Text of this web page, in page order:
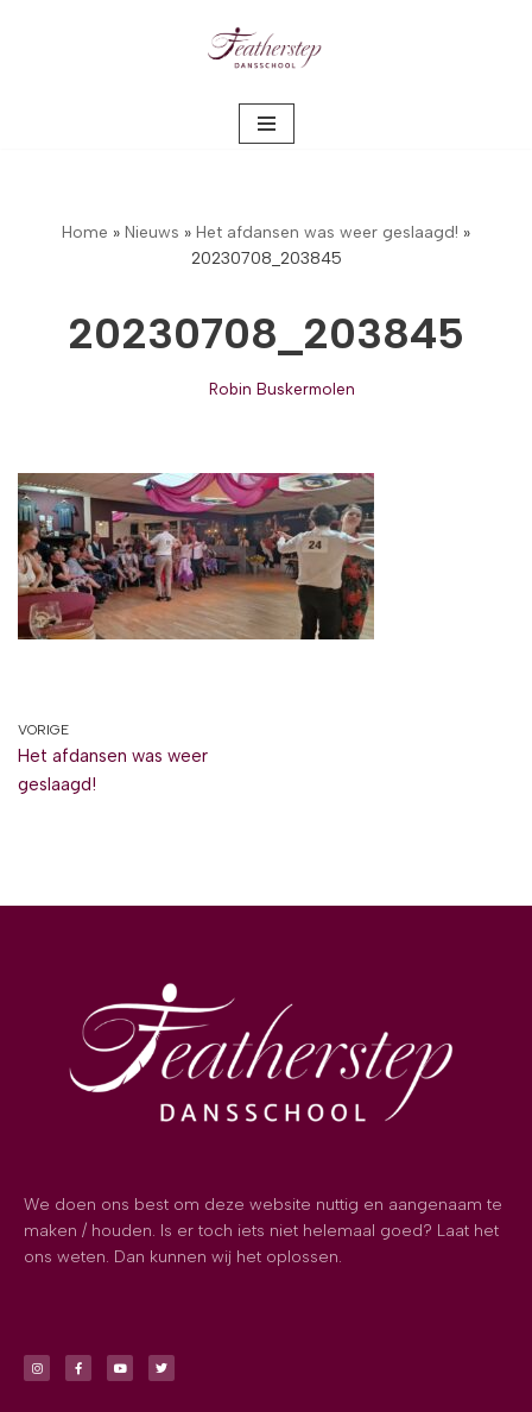
Home » Nieuws » Het afdansen was weer geslaagd! »
20230708_203845
20230708_203845
Robin Buskermolen
VORIGE
Het afdansen was weer
geslaagd!
We doen ons best om deze website nuttig en aangenaam te
maken / houden. Is er toch iets niet helemaal goed? Laat het
ons weten. Dan kunnen wij het oplossen.